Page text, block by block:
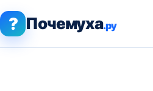
? Почемуха.ру